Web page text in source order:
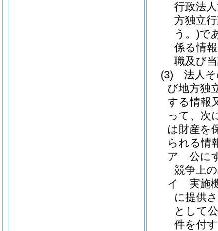
行政法
方独立
う。)で
係る情
職及び
(3)
法人
び地方独
する情報
って、次
は財産を
られる情
ア
公に
競争上
イ
実施
に提供
として
件を付